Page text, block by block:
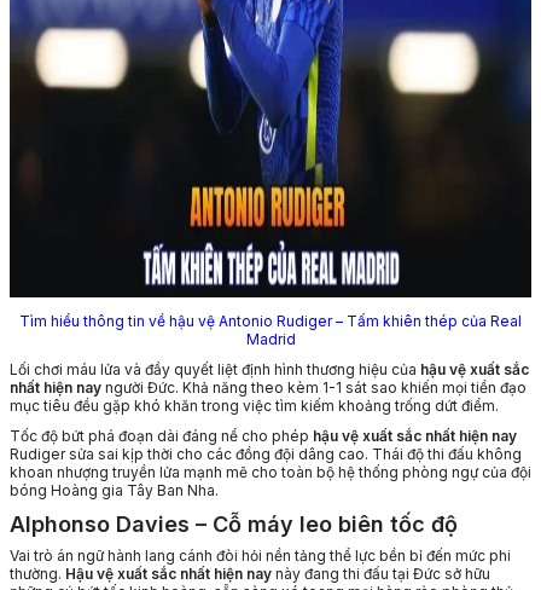
Tìm hiểu thông tin về hậu vệ Antonio Rudiger – Tấm khiên thép của Real
Madrid
Lối chơi máu lửa và đầy quyết liệt định hình thương hiệu của hậu vệ xuất sắc
nhất hiện nay người Đức. Khả năng theo kèm 1-1 sát sao khiến mọi tiền đạo
mục tiêu đều gặp khó khăn trong việc tìm kiếm khoảng trống dứt điểm.
Tốc độ bứt phá đoạn dài đáng nể cho phép hậu vệ xuất sắc nhất hiện nay
Rudiger sửa sai kịp thời cho các đồng đội dâng cao. Thái độ thi đấu không
khoan nhượng truyền lửa mạnh mẽ cho toàn bộ hệ thống phòng ngự của đội
bóng Hoàng gia Tây Ban Nha.
Alphonso Davies – Cỗ máy leo biên tốc độ
Vai trò án ngữ hành lang cánh đòi hỏi nền tảng thể lực bền bỉ đến mức phi
thường. Hậu vệ xuất sắc nhất hiện nay này đang thi đấu tại Đức sở hữu